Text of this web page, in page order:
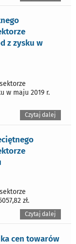
z zysku w
w maju 2019 r.
Czytaj dalej
zł.
Czytaj dalej
cen towarów